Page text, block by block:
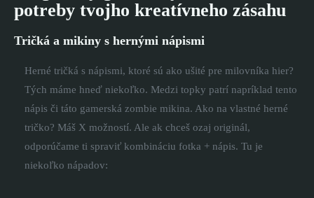
potreby tvojho kreatívneho zásahu
Tričká a mikiny s hernými nápismi
Herné tričká s nápismi, ktoré sú ako ušité pre milovníka hier?
Tých máme hneď niekoľko. Medzi topky patrí napríklad tento
nápis či táto gamerská zombie mikina. Ako na vlastné herné
tričko? Máš X možností. Ale ak chceš ozaj originál,
odporúčame ti spraviť kombináciu fotka + nápis. Tu je
niekoľko nápadov: